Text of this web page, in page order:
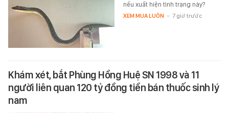
nếu xuất hiện tình trạng này?
XEM MUA LUÔN - 7 giờ trước
Khám xét, bắt Phùng Hồng Huệ SN 1998 và 11
người liên quan 120 tỷ đồng tiền bán thuốc sinh lý
nam